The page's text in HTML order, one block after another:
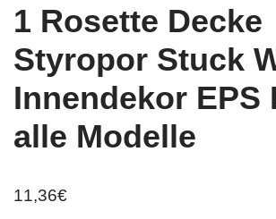
1 Rosette Decke
Styropor Stuck
Innendekor EPS
alle Modelle
11,36€